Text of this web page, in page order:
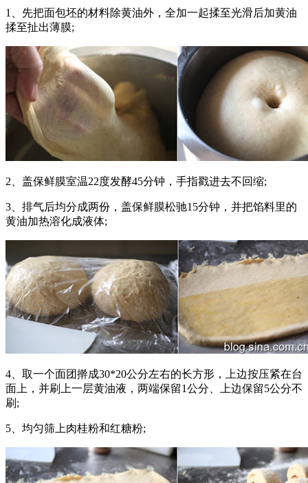
1、先把面包坯的材料除黄油外，全加一起揉至光滑后加黄油
揉至扯出薄膜;
2、盖保鲜膜室温22度发酵45分钟，手指戳进去不回缩;
3、排气后均分成两份，盖保鲜膜松驰15分钟，并把馅料里的
黄油加热溶化成液体;
4、取一个面团擀成30*20公分左右的长方形，上边按压紧在台
面上，并刷上一层黄油液，两端保留1公分、上边保留5公分不
刷;
5、均匀筛上肉桂粉和红糖粉;